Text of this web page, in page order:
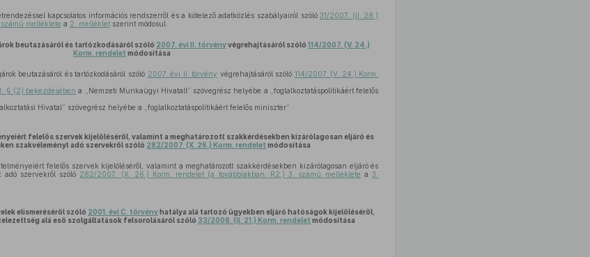
kapcsolatos információs rendszerről és a kötelező adatközlés szabályairól szóló31/2007. (II. 28.)
melléklete a 2. mellékletszerint módosul.
beutazásáról és tartózkodásáról szóló 2007. évi II. törvényvégrehajtásáról szóló 114/2007. (V. 24.)
Korm. rendelet módosítása
beutazásáról és tartózkodásáról szóló 2007. évi II. törvény végrehajtásáról szóló 114/2007. (V. 24.) Korm.
§ (2) bekezdésében a „Nemzeti Munkaügyi Hivatalt” szövegrész helyébe a „foglalkoztatáspolitikáért felelős
Hivatal” szövegrész helyébe a „foglalkoztatáspolitikáért felelős miniszter”
felelős szervek kijelöléséről, valamint a meghatározott szakkérdésekben kizárólagosan eljáró és
szakvéleményt adó szervekről szóló 282/2007. (X. 26.) Korm. rendelet módosítása
felelős szervek kijelöléséről, valamint a meghatározott szakkérdésekben kizárólagosan eljáró és
adó szervekről szóló 282/2007. (X. 26.) Korm. rendelet (a továbbiakban: R2.) 3. számú melléklete a3.
elismeréséről szóló 2001. évi C. törvényhatálya alá tartozó ügyekben eljáró hatóságok kijelöléséről,
alá eső szolgáltatások felsorolásáról szóló 33/2008. (II. 21.) Korm. rendelet módosítása